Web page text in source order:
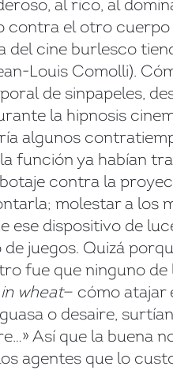
al rico, al
el otro cuerpo
del cine burlesco
Louis Comolli).
de sinpapeles,
la hipnosis
algunos
función ya habían
contra la
molestar a los
ese dispositivo de
juegos. Quizá
fue que ninguno
wheat— cómo atajar
o desaire,
Así que la buena
agentes que lo